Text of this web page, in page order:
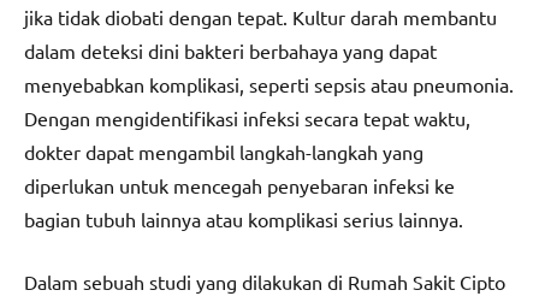
jika tidak diobati dengan tepat. Kultur darah membantu
dalam deteksi dini bakteri berbahaya yang dapat
menyebabkan komplikasi, seperti sepsis atau pneumonia.
Dengan mengidentifikasi infeksi secara tepat waktu,
dokter dapat mengambil langkah-langkah yang
diperlukan untuk mencegah penyebaran infeksi ke
bagian tubuh lainnya atau komplikasi serius lainnya.
Dalam sebuah studi yang dilakukan di Rumah Sakit Cipto